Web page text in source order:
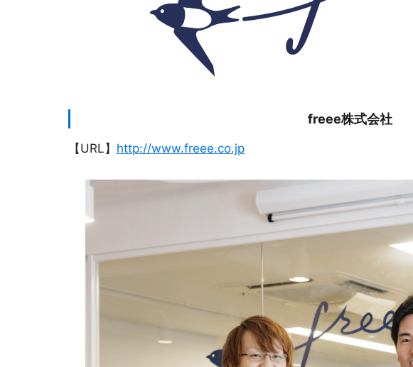
freee株式会社
【URL】 http://www.freee.co.jp